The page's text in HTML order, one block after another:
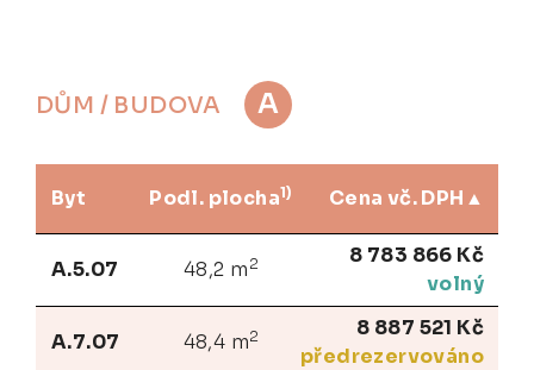
DŮM / BUDOVA A
Byt Podl. plocha1) Cena vč. DPH
A.5.07 48,2 m 2
8 783 866 Kč
volný
A.7.07 48,4 m2
8 887 521 Kč
předrezervováno